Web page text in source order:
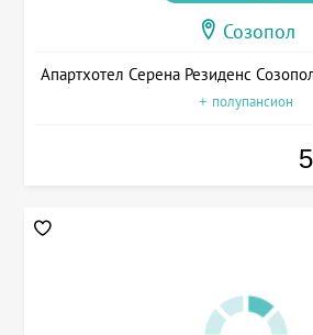
Созопол
Апартхотел Серена Резиденс
+ полупансион